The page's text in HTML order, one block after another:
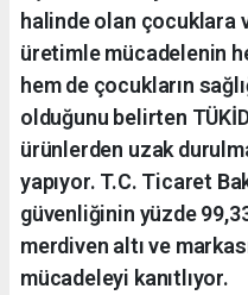
halinde olan çocuklara
üretimle mücadelenin
hem de çocukların
olduğunu belirten
ürünlerden uzak
yapıyor. T.C. Ticaret
güvenliğinin yüzde
merdiven altı ve
mücadeleyi kanıtlıyor.